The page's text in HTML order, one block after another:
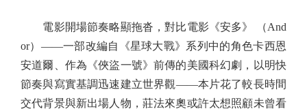
電影開場節奏略顯拖沓，對比電影《安多》 （And
or）——一部改編自《星球大戰》系列中的角色卡西恩
安道爾、作為《俠盜一號》前傳的美國科幻劇，以明快
節奏與寫實基調迅速建立世界觀——本片花了較長時間
交代背景與新出場人物，莊法來奧或許太想照顧未曾看